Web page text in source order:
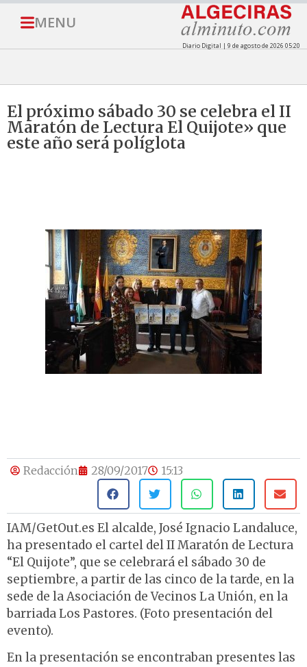
MENU
Diario Digital | 9 de agosto de 2026 05:20
El próximo sábado 30 se celebra el II
Maratón de Lectura El Quijote» que
este año será políglota
Redacción 28/09/2017 15:13
IAM/GetOut.es El alcalde, José Ignacio Landaluce,
ha presentado el cartel del II Maratón de Lectura
“El Quijote”, que se celebrará el sábado 30 de
septiembre, a partir de las cinco de la tarde, en la
sede de la Asociación de Vecinos La Unión, en la
barriada Los Pastores. (Foto presentación del
evento).
En la presentación se encontraban presentes las